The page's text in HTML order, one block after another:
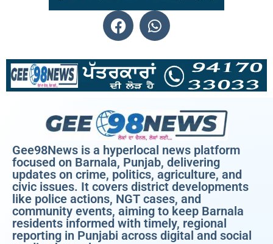
Gee98News is a hyperlocal news platform
focused on Barnala, Punjab, delivering
updates on crime, politics, agriculture, and
civic issues. It covers district developments
like police actions, NGT cases, and
community events, aiming to keep Barnala
residents informed with timely, regional
reporting in Punjabi across digital and social